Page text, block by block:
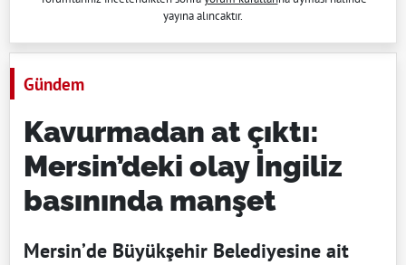
yayına alıncaktır.
Gündem
Kavurmadan at çıktı:
Mersin’deki olay İngiliz
basınında manşet
Mersin’de Büyükşehir Belediyesine ait